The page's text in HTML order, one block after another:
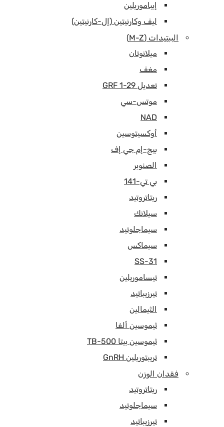
إيباموريلين
ليف وكارنيتين (إل-كارنيتين)
الببتيدات (M-Z)
ميلانوتان
مغف
تعديل GRF 1-29
موتس-سي
NAD
أوكسيتوسين
بيج-إم جي إف
الصنوبر
بي تي-141
ريتاتروتيد
سيلانك
سيماجلوتيد
سيماكس
SS-31
تيساموريلين
تيرزيباتيد
الثيمالين
ثيموسين ألفا
ثيموسين بيتا TB-500
تريبتوريلين GnRH
فقدان الوزن
ريتاتروتيد
سيماجلوتيد
تيرزيباتيد